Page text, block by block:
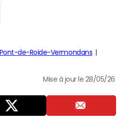
Pont-de-Roide-Vermondans
Mise à jour le 28/05/26